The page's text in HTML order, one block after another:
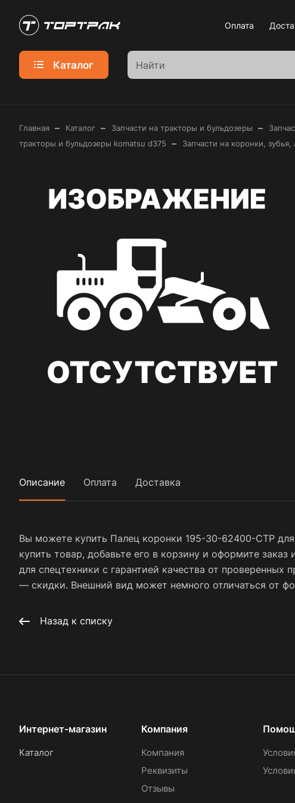
Оплата
Каталог
Главная – Каталог – Запчасти на тракторы и бульдозеры –
тракторы и бульдозеры komatsu d375
– Запчасти на коронки,
Описание Оплата Доставка
Вы можете купить Палец коронки 195-30-62400-CTP
купить товар, добавьте его в корзину и оформите заказ
для спецтехники с гарантией качества от
— скидки. Внешний вид может немного отличаться от
Назад к списку
Интернет-магазин
Каталог
Компания
Компания
Реквизиты
Отзывы